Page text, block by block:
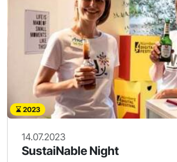
2023
14.07.2023
SustaiNable Night